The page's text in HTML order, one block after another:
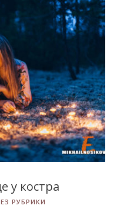
у костра
РУБРИКИ